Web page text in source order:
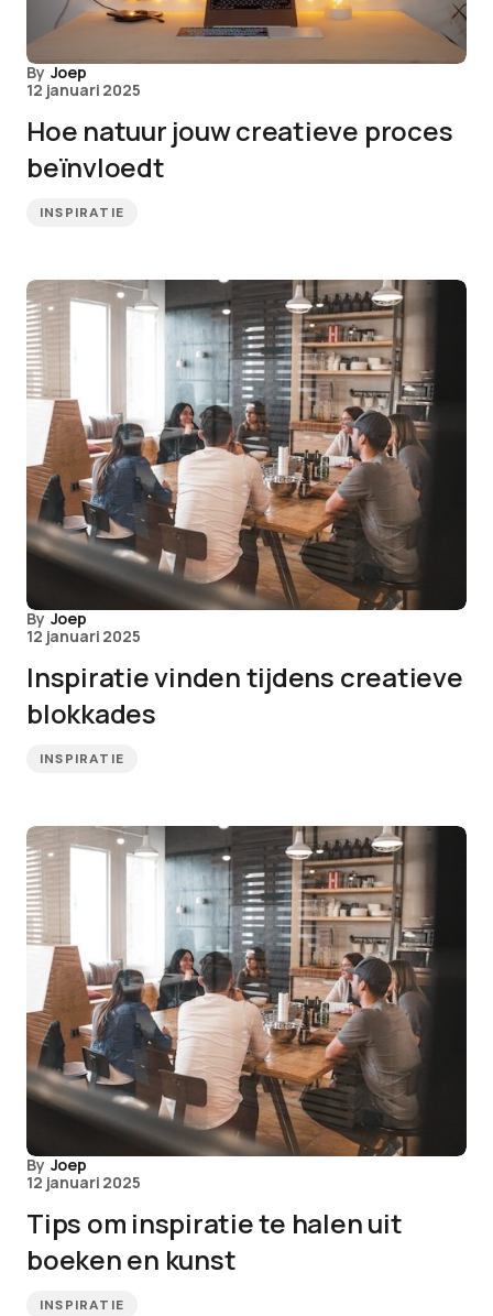
By Joep
12 januari 2025
Hoe natuur jouw creatieve proces
beïnvloedt
INSPIRATIE
By Joep
12 januari 2025
Inspiratie vinden tijdens creatieve
blokkades
INSPIRATIE
By Joep
12 januari 2025
Tips om inspiratie te halen uit
boeken en kunst
INSPIRATIE